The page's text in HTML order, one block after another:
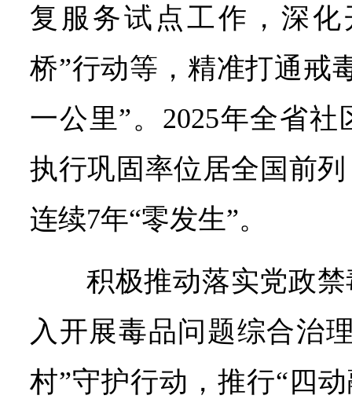
复服务试点工作，深化
桥”行动等，精准打通戒
一公里”。2025年全省
执行巩固率位居全国前
连续7年“零发生”。
积极推动落实党政
入开展毒品问题综合治
村”守护行动，推行“四